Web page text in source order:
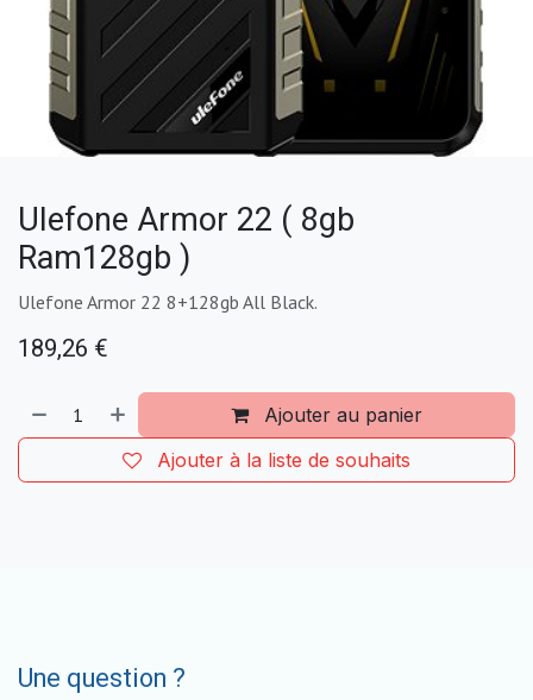
Ulefone Armor 22 ( 8gb
Ram128gb )
Ulefone Armor 22 8+128gb All Black.
189,26 €
Ajouter au panier
Ajouter à la liste de souhaits
Une question ?